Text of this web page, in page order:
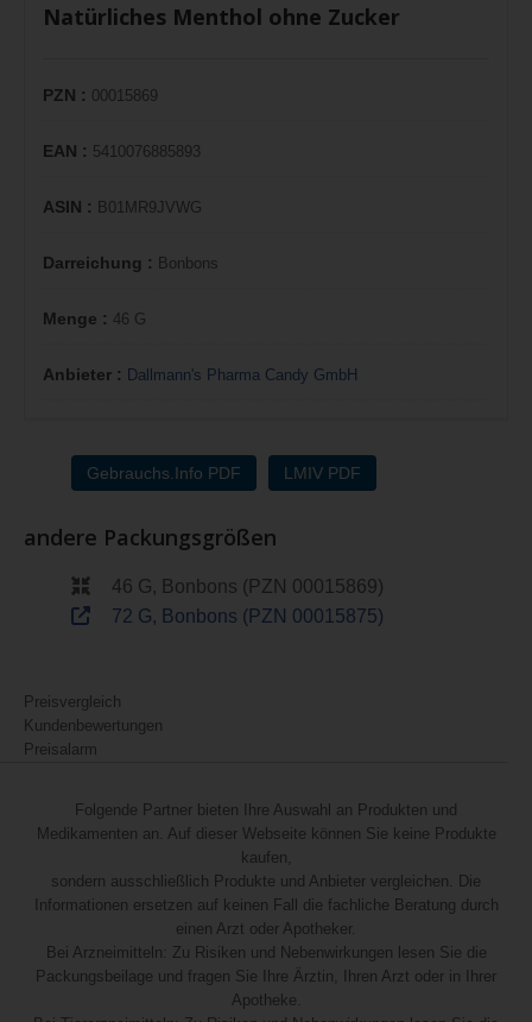
Natürliches Menthol ohne Zucker
PZN : 00015869
EAN : 5410076885893
ASIN : B01MR9JVWG
Darreichung : Bonbons
Menge : 46 G
Anbieter : Dallmann's Pharma Candy GmbH
Gebrauchs.Info PDF LMIV PDF
andere Packungsgrößen
46 G, Bonbons (PZN 00015869)
72 G, Bonbons (PZN 00015875)
Preisvergleich
Kundenbewertungen
Preisalarm
Folgende Partner bieten Ihre Auswahl an Produkten und
Medikamenten an. Auf dieser Webseite können Sie keine Produkte
kaufen,
sondern ausschließlich Produkte und Anbieter vergleichen. Die
Informationen ersetzen auf keinen Fall die fachliche Beratung durch
einen Arzt oder Apotheker.
Bei Arzneimitteln: Zu Risiken und Nebenwirkungen lesen Sie die
Packungsbeilage und fragen Sie Ihre Ärztin, Ihren Arzt oder in Ihrer
Apotheke.